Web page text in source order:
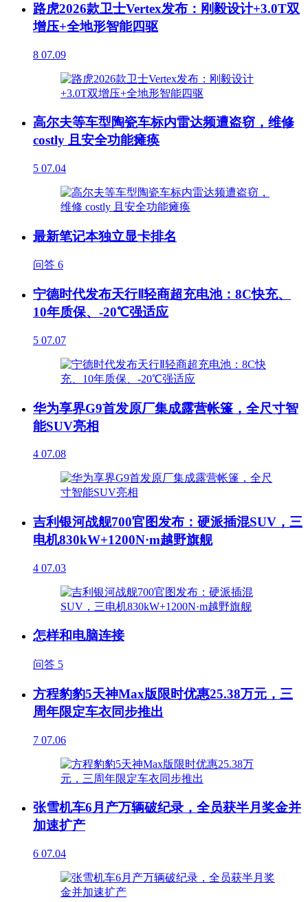
路虎2026款卫士Vertex发布：刚毅设计+3.0T双
增压+全地形智能四驱
8 07.09
高尔夫等车型陶瓷车标内雷达频遭盗窃，维修
costly 且安全功能瘫痪
5 07.04
最新笔记本独立显卡排名
问答 6
宁德时代发布天行Ⅱ轻商超充电池：8C快充、
10年质保、-20℃强适应
5 07.07
华为享界G9首发原厂集成露营帐篷，全尺寸智
能SUV亮相
4 07.08
吉利银河战舰700官图发布：硬派插混SUV，三
电机830kW+1200N·m越野旗舰
4 07.03
怎样和电脑连接
问答 5
方程豹豹5天神Max版限时优惠25.38万元，三
周年限定车衣同步推出
7 07.06
张雪机车6月产万辆破纪录，全员获半月奖金并
加速扩产
6 07.04